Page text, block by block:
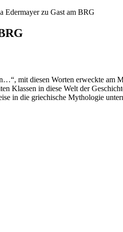
Edermayer zu Gast am BRG
mit diesen Worten erweckte am
Klassen in diese Welt der
in die griechische Mythologie